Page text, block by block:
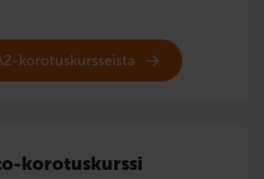
korotuskursseista
korotuskurssi